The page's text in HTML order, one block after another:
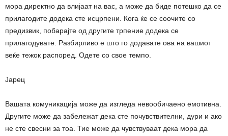
мора директно да влијаат на вас, а може да биде потешко да се
прилагодите додека сте исцрпени. Кога ќе се соочите со
предизвик, побарајте од другите трпение додека се
прилагодувате. Разбирливо е што го додавате ова на вашиот
веќе тежок распоред. Одете со свое темпо.
Јарец
Вашата комуникација може да изгледа невообичаено емотивна.
Другите може да забележат дека сте почувствителни, дури и ако
не сте свесни за тоа. Тие може да чувствуваат дека мора да